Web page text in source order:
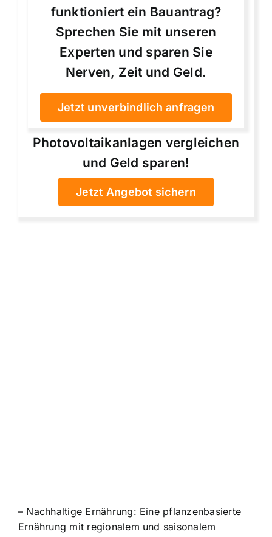
funktioniert ein Bauantrag?
Sprechen Sie mit unseren
Experten und sparen Sie
Nerven, Zeit und Geld.
Jetzt unverbindlich anfragen
Photovoltaikanlagen vergleichen
und Geld sparen!
Jetzt Angebot sichern
– Nachhaltige Ernährung: Eine pflanzenbasierte
Ernährung mit regionalem und saisonalem